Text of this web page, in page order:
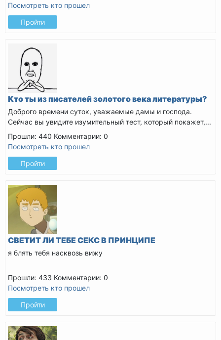
Посмотреть кто прошел
Пройти
Кто ты из писателей золотого века литературы?
Доброго времени суток, уважаемые дамы и господа.
Сейчас вы увидите изумительный тест, который покажет,...
Прошли: 440 Комментарии: 0
Посмотреть кто прошел
Пройти
СВЕТИТ ЛИ ТЕБЕ СЕКС В ПРИНЦИПЕ
я блять тебя насквозь вижу
Прошли: 433 Комментарии: 0
Посмотреть кто прошел
Пройти